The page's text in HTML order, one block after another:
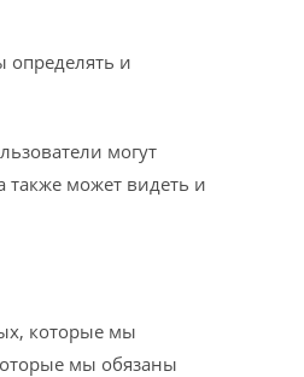
определять и
могут
может видеть и
которые мы
мы обязаны